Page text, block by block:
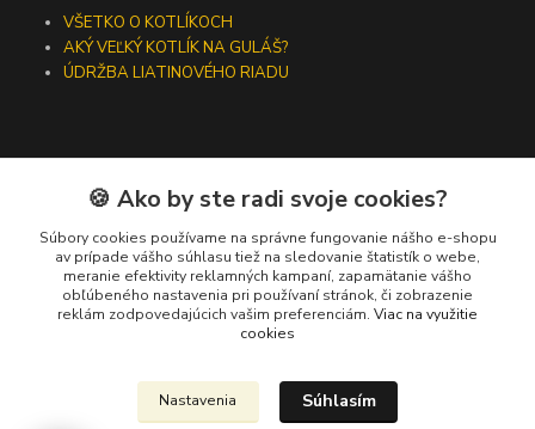
VŠETKO O KOTLÍKOCH
AKÝ VEĽKÝ KOTLÍK NA GULÁŠ?
ÚDRŽBA LIATINOVÉHO RIADU
Kontakty
+421 919 275 553
(Po-Pia, 10-13 hod.)
ikotliky@ikotliky.sk
🍪 Ako by ste radi svoje cookies?
Súbory cookies používame na správne fungovanie nášho e-shopu
av prípade vášho súhlasu tiež na sledovanie štatistík o webe,
meranie efektivity reklamných kampaní, zapamätanie vášho
obľúbeného nastavenia pri používaní stránok, či zobrazenie
reklám zodpovedajúcich vašim preferenciám. Viac na využitie
cookies
Nastavenia Súhlasím